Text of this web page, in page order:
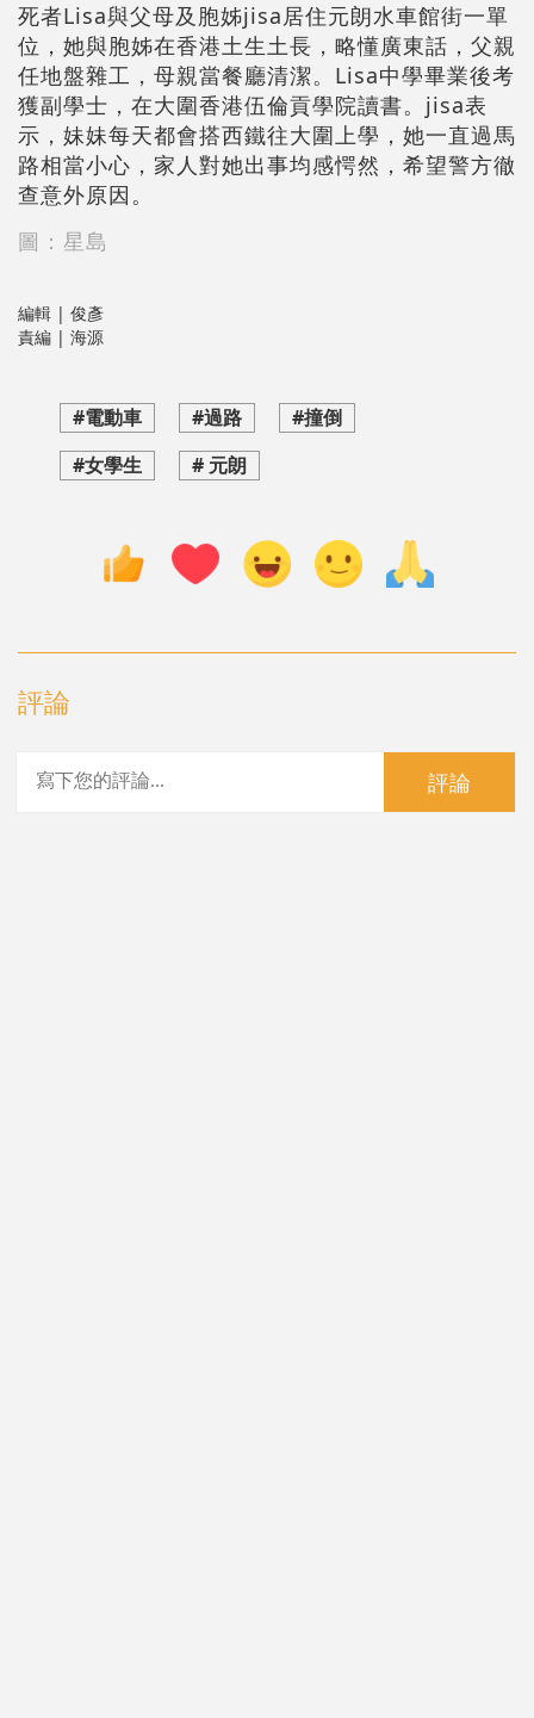
死者Lisa與父母及胞姊jisa居住元朗水車館街一單
位，她與胞姊在香港土生土長，略懂廣東話，父親
任地盤雜工，母親當餐廳清潔。Lisa中學畢業後考
獲副學士，在大圍香港伍倫貢學院讀書。jisa表
示，妹妹每天都會搭西鐵往大圍上學，她一直過馬
路相當小心，家人對她出事均感愕然，希望警方徹
查意外原因。
圖：星島
編輯 | 俊彥
責編 | 海源
#電動車 #過路
#撞倒
#女學生
# 元朗
評論
評論